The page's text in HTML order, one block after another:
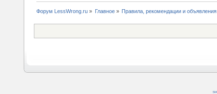
Форум LessWrong.ru » Главное» Правила, рекомендации и объявления